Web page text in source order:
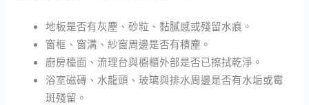
地板是否有灰塵、砂粒、黏膩感或殘留水痕。
窗框、窗溝、紗窗周邊是否有積塵。
廚房檯面、流理台與櫥櫃外部是否已擦拭乾淨。
浴室磁磚、水龍頭、玻璃與排水周邊是否有水垢或霉
斑殘留。